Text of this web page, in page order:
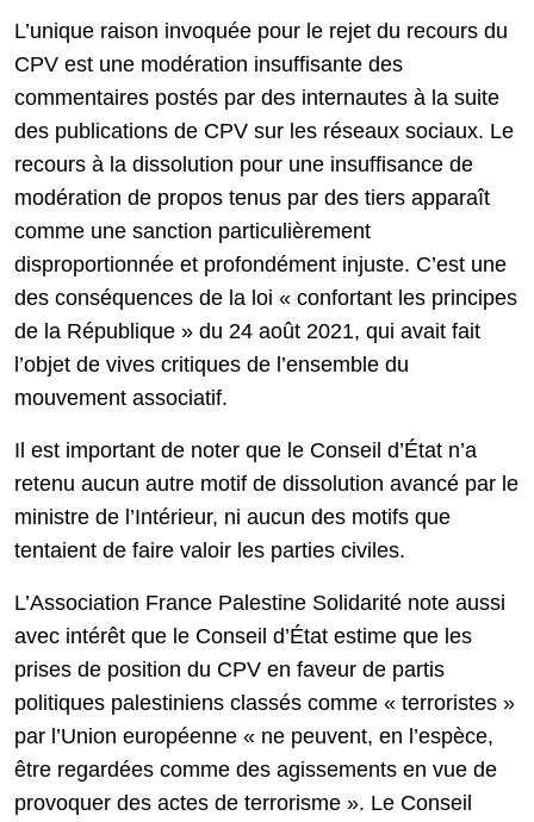
L’unique raison invoquée pour le rejet du recours du
CPV est une modération insuffisante des
commentaires postés par des internautes à la suite
des publications de CPV sur les réseaux sociaux. Le
recours à la dissolution pour une insuffisance de
modération de propos tenus par des tiers apparaît
comme une sanction particulièrement
disproportionnée et profondément injuste. C’est une
des conséquences de la loi « confortant les principes
de la République » du 24 août 2021, qui avait fait
l’objet de vives critiques de l’ensemble du
mouvement associatif.
Il est important de noter que le Conseil d’État n’a
retenu aucun autre motif de dissolution avancé par le
ministre de l’Intérieur, ni aucun des motifs que
tentaient de faire valoir les parties civiles.
L’Association France Palestine Solidarité note aussi
avec intérêt que le Conseil d’État estime que les
prises de position du CPV en faveur de partis
politiques palestiniens classés comme « terroristes »
par l’Union européenne « ne peuvent, en l’espèce,
être regardées comme des agissements en vue de
provoquer des actes de terrorisme ». Le Conseil